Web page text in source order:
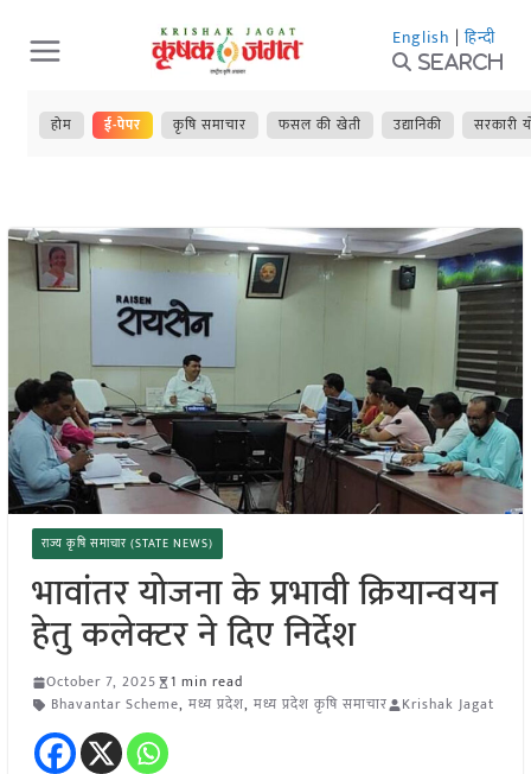
Skip
to
content
English | हिन्दी
Search
होम ई-पेपर कृषि समाचार फसल की खेती उद्यानिकी सरकारी
राज्य कृषि समाचार (STATE NEWS)
भावांतर योजना के प्रभावी क्रियान्वयन
हेतु कलेक्टर ने दिए निर्देश
October 7, 2025
1 min read
Bhavantar Scheme, मध्य प्रदेश, मध्य प्रदेश कृषि समाचार Krishak Jagat